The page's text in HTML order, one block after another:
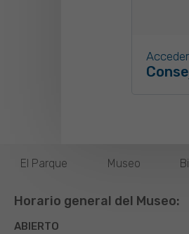
El Parque Museo
Horario general del Museo:
ABIERTO